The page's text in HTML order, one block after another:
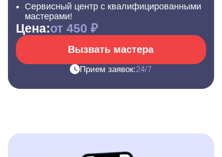
Сервисный центр с квалифицированными
мастерами!
Цена:от 450 ₽
Вызвать мастера
Прием заявок:24/7